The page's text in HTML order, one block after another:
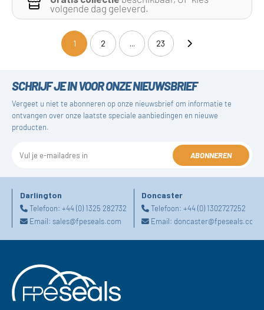
volgende dag geleverd.
1(current)2 ... 23
SCHRIJF JE IN VOOR ONZE NIEUWSBRIEF
Vergeet u niet te abonneren op onze nieuwsbrief om informatie te
ontvangen over onze laatste speciale aanbiedingen en nieuwe
producten.
ABONNEREN
Darlington
Telefoon: +44 (0) 1325 282732
Email: sales@fpeseals.com
Doncaster
Telefoon:+44 (0) 1302727252
Email: doncaster@fpeseals.com